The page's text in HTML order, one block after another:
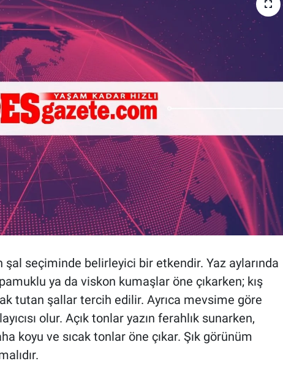
seçiminde belirleyici bir etkendir. Yaz aylarında
ya da viskon kumaşlar öne çıkarken; kış
tutan şallar tercih edilir. Ayrıca mevsime göre
olur. Açık tonlar yazın ferahlık sunarken,
koyu ve sıcak tonlar öne çıkar. Şık görünüm